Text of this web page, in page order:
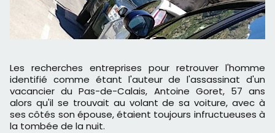
Les recherches entreprises pour retrouver l'homme
identifié comme étant l'auteur de l'assassinat d'un
vacancier du Pas-de-Calais, Antoine Goret, 57 ans
alors qu'il se trouvait au volant de sa voiture, avec à
ses côtés son épouse, étaient toujours infructueuses à
la tombée de la nuit.